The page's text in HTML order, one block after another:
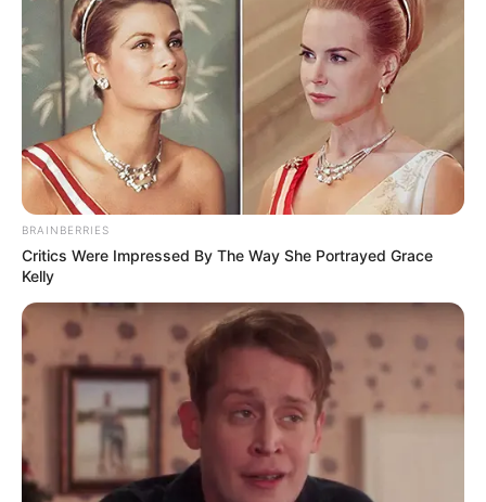
Vlive:UNB Official
Member UNB
Feeldog
BRAINBERRIES
Critics Were Impressed By The Way She Portrayed Grace
Kelly